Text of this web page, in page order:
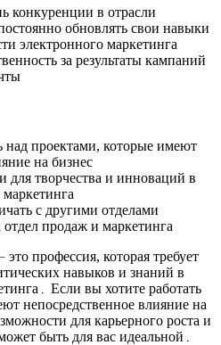
конкуренции в отрасли
обновлять свои навыки
электронного маркетинга
за результаты кампаний
над проектами, которые имеют
на бизнес
творчества и инноваций в
с другими отделами
продаж и маркетинга
профессия, которая требует
навыков и знаний в
Если вы хотите работать
непосредственное влияние на
для карьерного роста и
быть для вас идеальной․